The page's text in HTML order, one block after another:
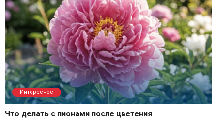
Интересное
Что делать с пионами после цветения